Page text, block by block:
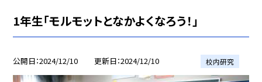
1年生「モルモットとなかよくなろう！」
公開日 2024/12/10 更新日 2024/12/10 校内研究